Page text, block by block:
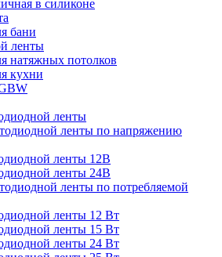
в силиконе
бани
ленты
натяжных потолков
кухни
ленты
ленты по напряжению
ленты 12В
ленты 24В
ленты по потребляемой
ленты 12 Вт
ленты 15 Вт
ленты 24 Вт